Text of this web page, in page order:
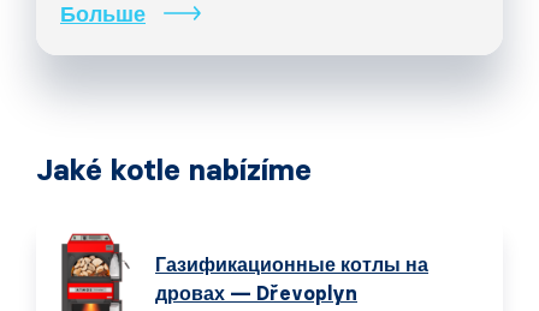
Больше
Jaké kotle nabízíme
Газификационные котлы на
дровах — Dřevoplyn